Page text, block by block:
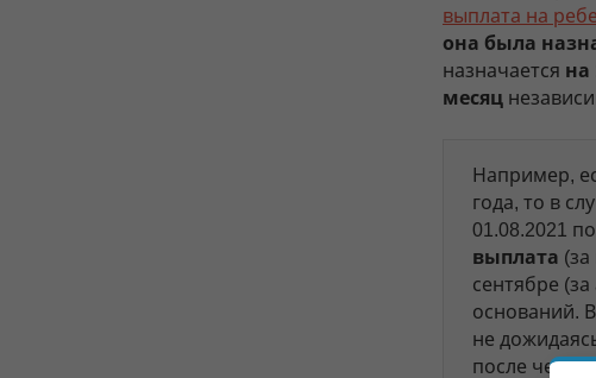
выплата на
она была
назначается на
месяц
Например,
года, то в
01.08.2021
выплата
сентябре
оснований.
не
после чего